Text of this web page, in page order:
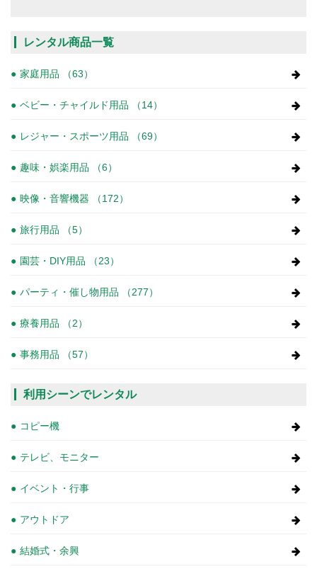
レンタル商品一覧
家庭用品 （63）
ベビー・チャイルド用品 （14）
レジャー・スポーツ用品 （69）
趣味・娯楽用品 （6）
映像・音響機器 （172）
旅行用品 （5）
園芸・DIY用品 （23）
パーティ・催し物用品 （277）
療養用品 （2）
事務用品 （57）
利用シーンでレンタル
コピー機
テレビ、モニター
イベント・行事
アウトドア
結婚式・余興